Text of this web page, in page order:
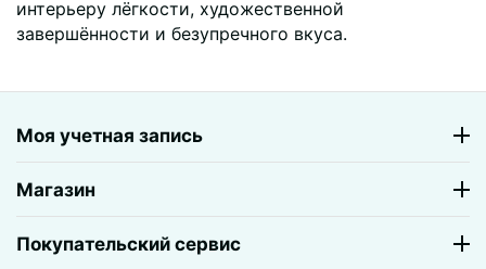
интерьеру лёгкости, художественной
завершённости и безупречного вкуса.
Моя учетная запись
Магазин
Покупательский сервис